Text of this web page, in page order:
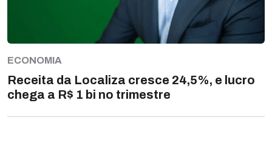
ECONOMIA
Receita da Localiza cresce 24,5%, e lucro
chega a R$ 1 bi no trimestre